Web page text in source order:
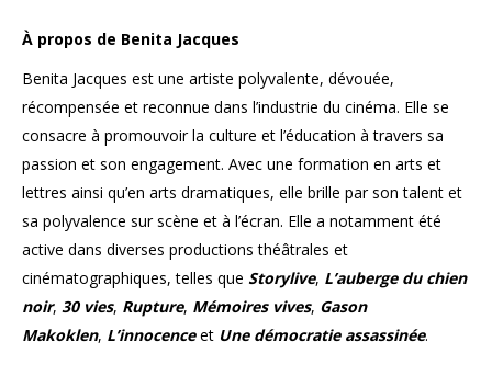
À propos de Benita Jacques
Benita Jacques est une artiste polyvalente, dévouée,
récompensée et reconnue dans l’industrie du cinéma. Elle se
consacre à promouvoir la culture et l’éducation à travers sa
passion et son engagement. Avec une formation en arts et
lettres ainsi qu’en arts dramatiques, elle brille par son talent et
sa polyvalence sur scène et à l’écran. Elle a notamment été
active dans diverses productions théâtrales et
cinématographiques, telles que Storylive, L’auberge du chien
noir, 30 vies, Rupture, Mémoires vives, Gason
Makoklen, L’innocenceet Une démocratie assassinée.